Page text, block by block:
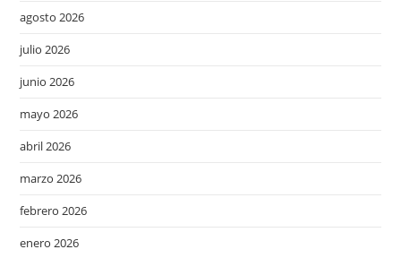
agosto 2026
julio 2026
junio 2026
mayo 2026
abril 2026
marzo 2026
febrero 2026
enero 2026